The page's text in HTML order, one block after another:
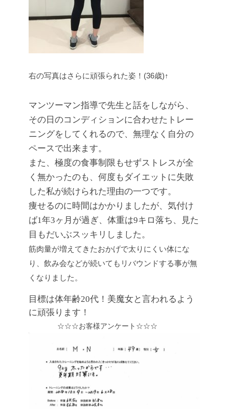
右の写真はさらに頑張られた姿！(36歳)↑
マンツーマン指導で先生と話をしながら、
その日のコンディションに合わせたトレー
ニングをしてくれるので、無理なく自分の
ペースで出来ます。
また、極度の食事制限もせずストレスが全
く無かったのも、何度もダイエットに失敗
した私が続けられた理由の一つです。
痩せるのに時間はかかりましたが、気付け
ば1年3ヶ月が過ぎ、体重は9キロ落ち、見た
目もだいぶスッキリしました。
筋肉量が増えてきたおかげで太りにくい体にな
り、飲み会などが続いてもリバウンドする事が無
くなりました。
目標は体年齢20代！美魔女と言われるよう
に頑張ります！
☆☆☆お客様アンケート☆☆☆